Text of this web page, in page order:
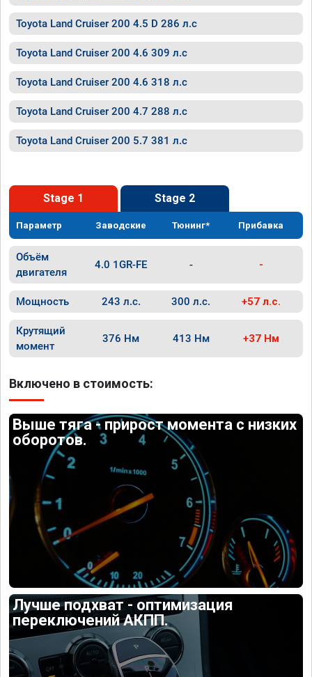
Toyota Land Cruiser 200 4.5 D 286 л.с
Toyota Land Cruiser 200 4.6 309 л.с
Toyota Land Cruiser 200 4.6 318 л.с
Toyota Land Cruiser 200 4.7 288 л.с
Toyota Land Cruiser 200 5.7 381 л.с
Stage 1 Stage 2
Параметр Заводские Тюнинг* Прибавка
Объём
двигателя
4.0 1GR-FE - -
Мощность 243 л.с. 300 л.с. +57 л.с.
Крутящий
момент
376 Нм 413 Нм +37 Нм
Включено в стоимость:
Выше тяга - прирост момента с низких
оборотов.
Лучше подхват - оптимизация
переключений АКПП.